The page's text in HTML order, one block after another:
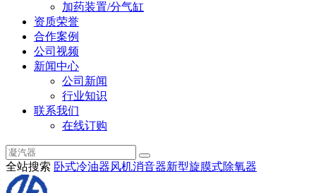
加药装置/分气缸
资质荣誉
合作案例
公司视频
新闻中心
公司新闻
行业知识
联系我们
在线订购
全站搜索 卧式冷油器风机消音器新型旋膜式除氧器